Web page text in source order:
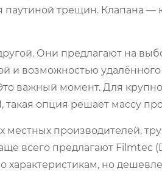
трещин. Клапана —
Они предлагают на
и возможностью удалённого
важный момент. Для
опция решает массу
местных производителей,
всего предлагают Filmtec
характеристикам, но